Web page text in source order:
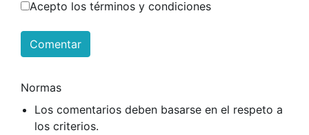
Acepto los términos y condiciones
Comentar
Normas
Los comentarios deben basarse en el respeto a
los criterios.